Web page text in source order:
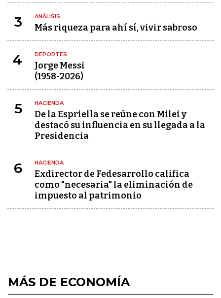
3 ANÁLISIS
Más riqueza para ahí sí, vivir sabroso
4 DEPORTES
Jorge Messi
(1958-2026)
5 HACIENDA
De la Espriella se reúne con Milei y
destacó su influencia en su llegada a la
Presidencia
6 HACIENDA
Exdirector de Fedesarrollo califica
como "necesaria" la eliminación de
impuesto al patrimonio
MÁS DE ECONOMÍA